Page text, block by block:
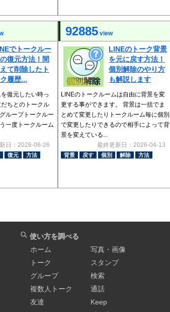
でトークルー
復元方法！間
て削除したト
履歴...
復元したい時っ
ちとのトークル
ループトークルー
一度トークルーム
日：2026-06-26
復元 方法
92885 view
LINEのトーク背景
を元に戻す方法！
個別解除のやり方
も解説します
LINEのトークルームは自由に背景を変
更する事ができます。 背景は一括でま
とめて変更したりトークルーム毎に個別
で変更したりできるので相手によって背
景を変えている...
最終更新日：2026-04-13
背景 戻す 個別 解除 方法
使い方を調べる
ホーム
トーク
グループ
複数人トーク
友達
写真・画像
スタンプ
検索
通話
Keep